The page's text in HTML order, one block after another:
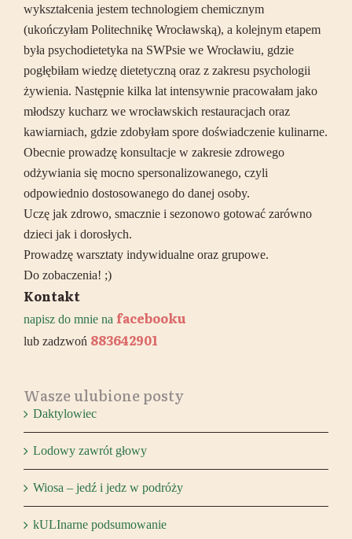
wykształcenia jestem technologiem chemicznym
(ukończyłam Politechnikę Wrocławską), a kolejnym etapem
była psychodietetyka na SWPsie we Wrocławiu, gdzie
pogłębiłam wiedzę dietetyczną oraz z zakresu psychologii
żywienia. Następnie kilka lat intensywnie pracowałam jako
młodszy kucharz we wrocławskich restauracjach oraz
kawiarniach, gdzie zdobyłam spore doświadczenie kulinarne.
Obecnie prowadzę konsultacje w zakresie zdrowego
odżywiania się mocno spersonalizowanego, czyli
odpowiednio dostosowanego do danej osoby.
Uczę jak zdrowo, smacznie i sezonowo gotować zarówno
dzieci jak i dorosłych.
Prowadzę warsztaty indywidualne oraz grupowe.
Do zobaczenia! ;)
Kontakt
napisz do mnie na facebooku
lub zadzwoń 883642901
Wasze ulubione posty
Daktylowiec
Lodowy zawrót głowy
Wiosa – jedź i jedz w podróży
kULInarne podsumowanie